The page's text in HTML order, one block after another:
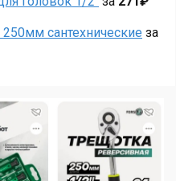
сантехнические за